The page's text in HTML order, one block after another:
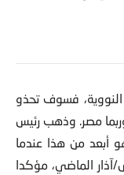
النووية، فسوف تحذو
مصر. وذهب رئيس
هو أبعد من هذا عندما
الماضي، مؤكدا